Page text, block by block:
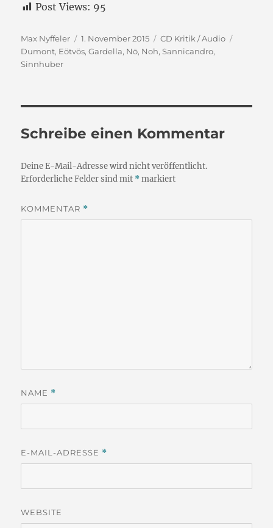
Post Views: 95
Autor
Max Nyffeler
Veröffentlicht
am
1. November 2015 Kategorien
CD Kritik / Audio
Dumont, Eötvös,Gardella, Nō, Noh,Sannicandro,
Sinnhuber
Schreibe einen Kommentar
Deine E-Mail-Adresse wird nicht veröffentlicht.
Erforderliche Felder sind mit *markiert
KOMMENTAR *
NAME *
E-MAIL-ADRESSE *
WEBSITE